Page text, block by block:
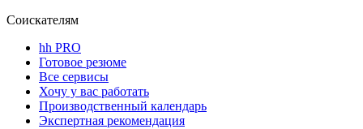
Соискателям
hh PRO
Готовое резюме
Все сервисы
Хочу у вас работать
Производственный календарь
Экспертная рекомендация